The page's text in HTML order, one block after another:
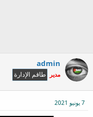
admin
مدير طاقم الإدارة
7 يونيو 2021